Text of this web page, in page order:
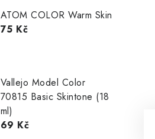
ATOM COLOR Warm Skin
75 Kč
Vallejo Model Color
70815 Basic Skintone (18
ml)
69 Kč